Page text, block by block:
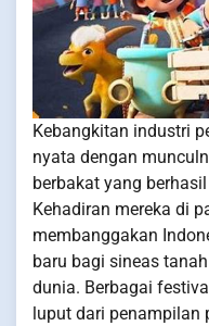
Kebangkitan industri
nyata dengan
berbakat yang
Kehadiran mereka di
membanggakan
baru bagi sineas
dunia. Berbagai
luput dari penampilan